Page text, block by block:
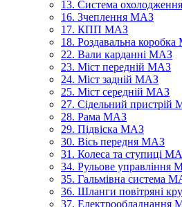
13. Система
16. Зчеплення МАЗ
17. КПП МАЗ
18. Роздавальна
22. Вали карданні МАЗ
23. Міст передній МАЗ
24. Міст задній МАЗ
25. Міст середній МАЗ
27. Сідельний пристрій
28. Рама МАЗ
29. Підвіска МАЗ
30. Вісь передня МАЗ
31. Колеса та ступиці
34. Рульове управління
35. Гальмівна система
36. Шланги повітряні
37. Електрообладнання